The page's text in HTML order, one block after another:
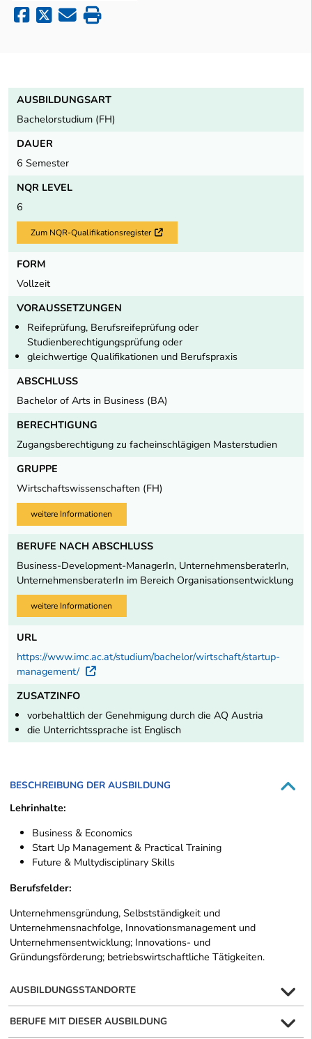
AUSBILDUNGSART
Bachelorstudium (FH)
DAUER
6 Semester
NQR LEVEL
6
Zum NQR-Qualifikationsregister Externer Link
FORM
Vollzeit
VORAUSSETZUNGEN
Reifeprüfung, Berufsreifeprüfung oder
Studienberechtigungsprüfung oder
gleichwertige Qualifikationen und Berufspraxis
ABSCHLUSS
Bachelor of Arts in Business (BA)
BERECHTIGUNG
Zugangsberechtigung zu facheinschlägigen Masterstudien
GRUPPE
Wirtschaftswissenschaften (FH)
weitere Informationen
BERUFE NACH ABSCHLUSS
Business-Development-ManagerIn, UnternehmensberaterIn,
UnternehmensberaterIn im Bereich Organisationsentwicklung
weitere Informationen
URL
https://www.imc.ac.at/studium/bachelor/wirtschaft/startup-
management/
Externer Link
ZUSATZINFO
vorbehaltlich der Genehmigung durch die AQ Austria
die Unterrichtssprache ist Englisch
BESCHREIBUNG DER AUSBILDUNG
Lehrinhalte:
Business & Economics
Start Up Management & Practical Training
Future & Multydisciplinary Skills
Berufsfelder:
Unternehmensgründung, Selbstständigkeit und
Unternehmensnachfolge, Innovationsmanagement und
Unternehmensentwicklung; Innovations- und
Gründungsförderung; betriebswirtschaftliche Tätigkeiten.
AUSBILDUNGSSTANDORTE
BERUFE MIT DIESER AUSBILDUNG